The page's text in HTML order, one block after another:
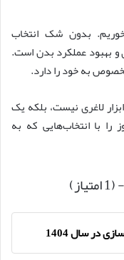
بدون شک انتخاب
بهبود عملکرد بدن است.
به خود را دارد.
لاغری نیست، بلکه یک
با انتخاب‌هایی که به
در سال 1404